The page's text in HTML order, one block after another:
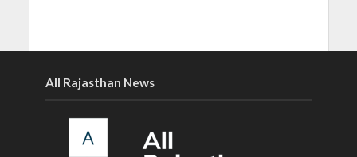
All Rajasthan News